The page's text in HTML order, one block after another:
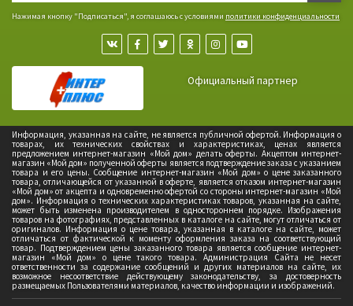
Нажимая кнопку "Подписаться", я соглашаюсь с условиями политики конфиденциальности
Официальный партнер
Информация, указанная на сайте, не является публичной офертой. Информация о
товарах, их технических свойствах и характеристиках, ценах является
предложением интернет-магазин «Мой дом» делать оферты. Акцептом интернет-
магазин «Мой дом» полученной оферты является подтверждение заказа с указанием
товара и его цены. Сообщение интернет-магазин «Мой дом» о цене заказанного
товара, отличающейся от указанной в оферте, является отказом интернет-магазин
«Мой дом» от акцепта и одновременно офертой со стороны интернет-магазин «Мой
дом». Информация о технических характеристиках товаров, указанная на сайте,
может быть изменена производителем в одностороннем порядке. Изображения
товаров на фотографиях, представленных в каталоге на сайте, могут отличаться от
оригиналов. Информация о цене товара, указанная в каталоге на сайте, может
отличаться от фактической к моменту оформления заказа на соответствующий
товар. Подтверждением цены заказанного товара является сообщение интернет-
магазин «Мой дом» о цене такого товара. Администрация Сайта не несет
ответственности за содержание сообщений и других материалов на сайте, их
возможное несоответствие действующему законодательству, за достоверность
размещаемых Пользователями материалов, качество информации и изображений.